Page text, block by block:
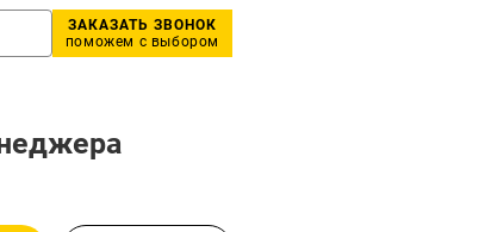
ЗАКАЗАТЬ ЗВОНОК
поможем с выбором